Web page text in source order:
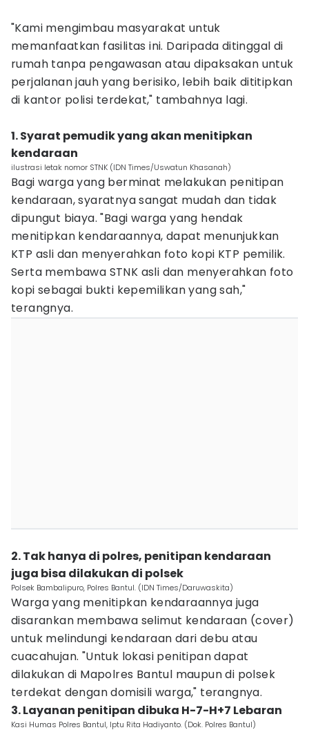
‎"Kami mengimbau masyarakat untuk
memanfaatkan fasilitas ini. Daripada ditinggal di
rumah tanpa pengawasan atau dipaksakan untuk
perjalanan jauh yang berisiko, lebih baik dititipkan
di kantor polisi terdekat," tambahnya lagi.
1. ‎Syarat pemudik yang akan menitipkan
kendaraan
ilustrasi letak nomor STNK (IDN Times/Uswatun Khasanah)
Bagi warga yang berminat melakukan penitipan
kendaraan, syaratnya sangat mudah dan tidak
dipungut biaya. ‎"Bagi warga yang hendak
menitipkan kendaraannya, dapat menunjukkan
KTP asli dan menyerahkan foto kopi KTP pemilik.
Serta membawa STNK asli dan menyerahkan foto
kopi sebagai bukti kepemilikan yang sah,"
terangnya.
2. ‎Tak hanya di polres, penitipan kendaraan
juga bisa dilakukan di polsek‎
Polsek Bambalipuro, Polres Bantul. (IDN Times/Daruwaskita)
Warga yang menitipkan kendaraannya juga
disarankan membawa selimut kendaraan (cover)
untuk melindungi kendaraan dari debu atau
cuacahujan. "Untuk lokasi penitipan dapat
dilakukan di Mapolres Bantul maupun di polsek
terdekat dengan domisili warga," terangnya.
3. ‎Layanan penitipan dibuka H-7-H+7 Lebaran
Kasi Humas Polres Bantul, Iptu Rita Hadiyanto. (Dok. Polres Bantul)